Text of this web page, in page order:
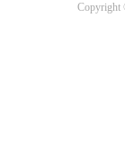
Copyright